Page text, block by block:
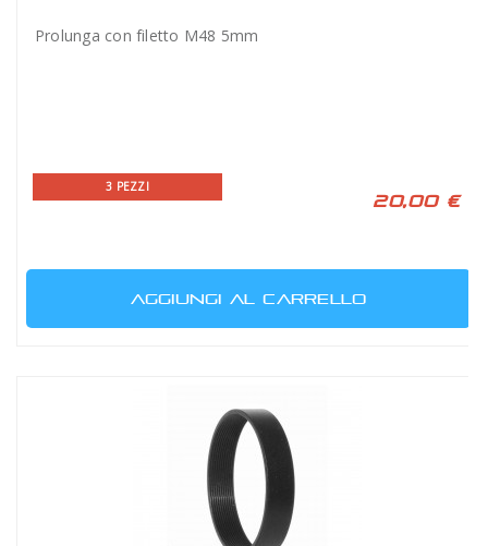
Prolunga con filetto M48 5mm
3 PEZZI
20,00 €
AGGIUNGI AL CARRELLO